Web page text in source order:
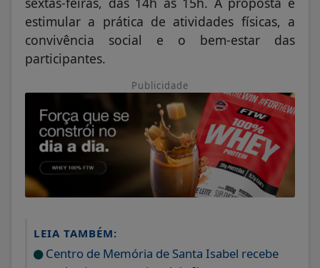
estimular a prática de atividades físicas, a
convivência social e o bem-estar das
participantes.
Publicidade
LEIA TAMBÉM:
Centro de Memória de Santa Isabel recebe